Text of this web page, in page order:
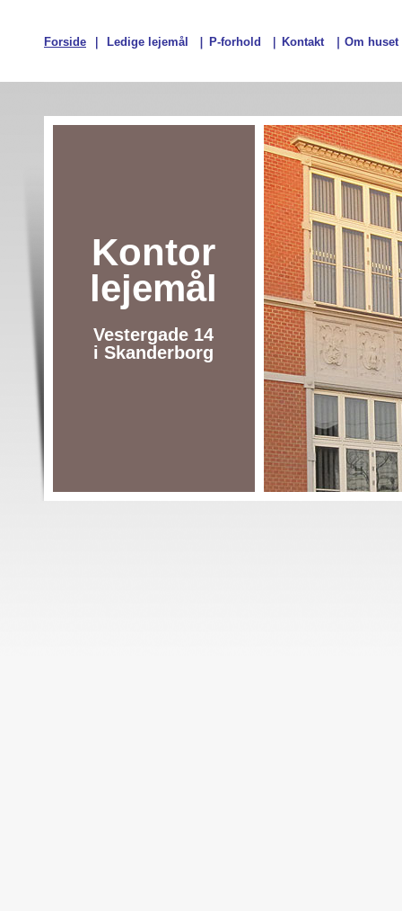
Forside Ledige lejemål P-forhold Kontakt Om huset
Kontor
lejemål
Vestergade 14
i Skanderborg